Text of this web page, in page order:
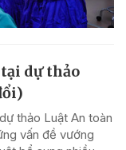
dự thảo
thảo Luật An toàn
vấn đề vướng